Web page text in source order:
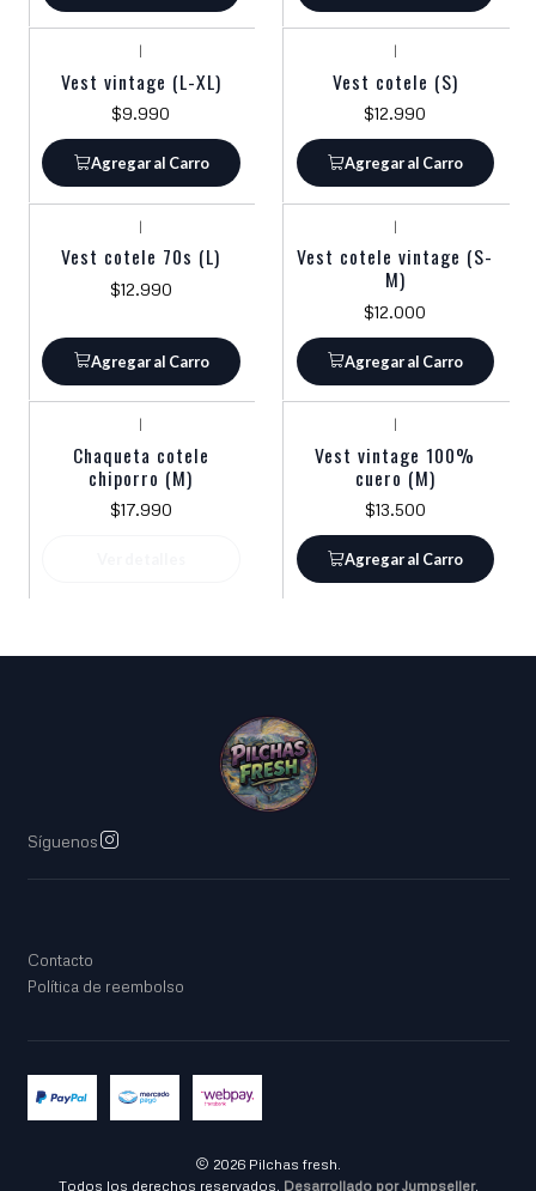
|
Vest vintage (L-XL)
$9.990
Agregar al Carro
|
Vest cotele (S)
$12.990
Agregar al Carro
|
Vest cotele 70s (L)
$12.990
Agregar al Carro
|
Vest cotele vintage (S-
M)
$12.000
Agregar al Carro
|
Chaqueta cotele
chiporro (M)
$17.990
|
Vest vintage 100%
cuero (M)
$13.500
Agregar al Carro
Síguenos
Contacto
Política de reembolso
2026 Pilchas fresh.
Todos los derechos reservados. Desarrollado por Jumpseller.